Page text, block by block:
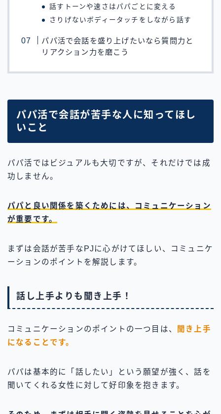
話すトーンや速さはパパごとに変える
さりげないボディータッチをしながら話す
パパ活で会話を盛り上げたいなら質問力と
リアクション力を磨こう
パパ活で会話が苦手な人に知ってほし
いこと
パパ活ではビジュアルも大切ですが、それだけでは成
功しません。
パパと良い関係を築くためには、コミュニケーション
が重要です。
まずは会話が苦手なPJに心がけてほしい、コミュニケ
ーションのポイントを解説します。
話し上手よりも聞き上手！
コミュニケーションのポイントの一つ目は、
聞き上手
になることです。
パパは基本的に「話したい」という願望が強く、話を
聞いてくれる女性に対して好印象を抱きます。